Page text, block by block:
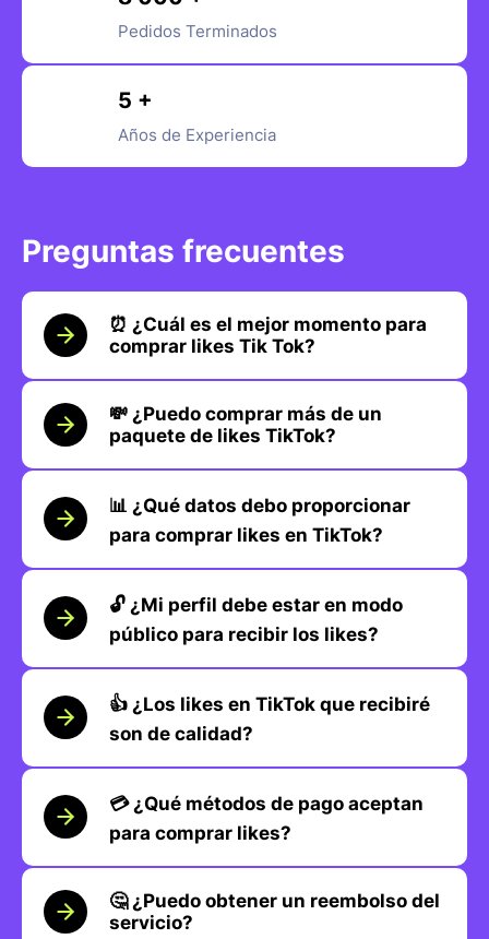
Pedidos Terminados
5 +
Años de Experiencia
Preguntas frecuentes
⏰ ¿Cuál es el mejor momento para
comprar likes Tik Tok?
💸 ¿Puedo comprar más de un
paquete de likes TikTok?
📊 ¿Qué datos debo proporcionar
para comprar likes en TikTok?
🔓 ¿Mi perfil debe estar en modo
público para recibir los likes?
👍 ¿Los likes en TikTok que recibiré
son de calidad?
💳 ¿Qué métodos de pago aceptan
para comprar likes?
🤔 ¿Puedo obtener un reembolso del
servicio?